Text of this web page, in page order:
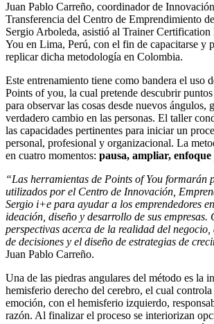
Juan Pablo Carreño, coordinador de
Transferencia del Centro de Emprendimiento
Sergio Arboleda, asistió al Trainer
You en Lima, Perú, con el fin de capacitarse y
replicar dicha metodología en Colombia.
Este entrenamiento tiene como bandera el uso
Points of you, la cual pretende descubrir
para observar las cosas desde nuevos ángulos,
verdadero cambio en las personas. El taller
las capacidades pertinentes para iniciar un
personal, profesional y organizacional. La
en cuatro momentos: pausa, ampliar, enfoque
“Las herramientas de Points of You formarán
utilizados por el Centro de Innovación,
Sergio i+e para ayudar a los emprendedores
ideación, diseño y desarrollo de sus empresas.
perspectivas acerca de la realidad del
de decisiones y el diseño de estrategias de
Juan Pablo Carreño.
Una de las piedras angulares del método es la
hemisferio derecho del cerebro, el cual
emoción, con el hemisferio izquierdo,
razón. Al finalizar el proceso se interiorizan